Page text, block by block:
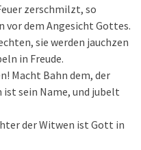
zerschmilzt, so
vor dem Angesicht Gottes.
sie werden jauchzen
in Freude.
Macht Bahn dem, der
sein Name, und jubelt
der Witwen ist Gott in